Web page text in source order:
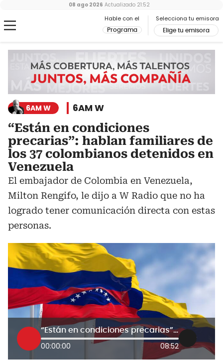
Hable con el
Programa
Selecciona tu emisora
Elige tu emisora
08 ago 2026 Actualizado 21:52
6AM W 6AM W
“Están en condiciones
precarias”: hablan familiares de
los 37 colombianos detenidos en
Venezuela
El embajador de Colombia en Venezuela,
Milton Rengifo, le dijo a W Radio que no ha
logrado tener comunicación directa con estas
personas.
“Están en condiciones precarias”: hablan familiares de los 37 colombianos detenidos en Venezuela
00:00:00 08:52